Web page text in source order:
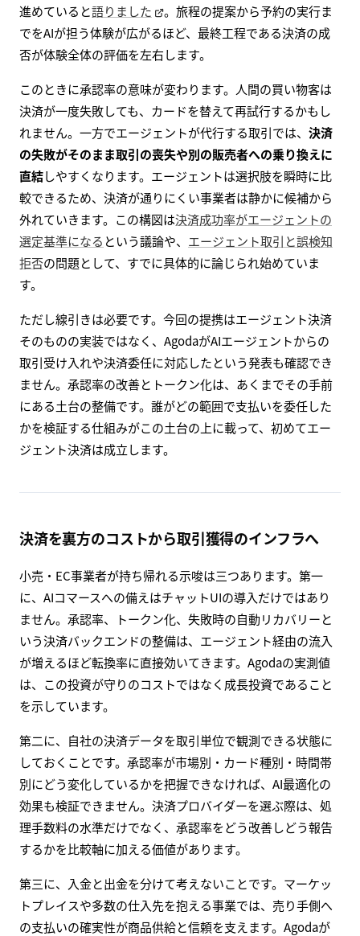
進めていると語りました
。旅程の提案から予約の実行ま
でをAIが担う体験が広がるほど、最終工程である決済の成
否が体験全体の評価を左右します。
このときに承認率の意味が変わります。人間の買い物客は
決済が一度失敗しても、カードを替えて再試行するかもし
れません。一方でエージェントが代行する取引では、 決済
の失敗がそのまま取引の喪失や別の販売者への乗り換えに
直結しやすくなります。エージェントは選択肢を瞬時に比
較できるため、決済が通りにくい事業者は静かに候補から
外れていきます。この構図は決済成功率がエージェントの
選定基準になる という議論や、 エージェント取引と誤検知
拒否の問題として、すでに具体的に論じられ始めていま
す。
ただし線引きは必要です。今回の提携はエージェント決済
そのものの実装ではなく、AgodaがAIエージェントからの
取引受け入れや決済委任に対応したという発表も確認でき
ません。承認率の改善とトークン化は、あくまでその手前
にある土台の整備です。誰がどの範囲で支払いを委任した
かを検証する仕組みがこの土台の上に載って、初めてエー
ジェント決済は成立します。
決済を裏方のコストから取引獲得のインフラへ
小売・EC事業者が持ち帰れる示唆は三つあります。第一
に、AIコマースへの備えはチャットUIの導入だけではあり
ません。承認率、トークン化、失敗時の自動リカバリーと
いう決済バックエンドの整備は、エージェント経由の流入
が増えるほど転換率に直接効いてきます。Agodaの実測値
は、この投資が守りのコストではなく成長投資であること
を示しています。
第二に、自社の決済データを取引単位で観測できる状態に
しておくことです。承認率が市場別・カード種別・時間帯
別にどう変化しているかを把握できなければ、AI最適化の
効果も検証できません。決済プロバイダーを選ぶ際は、処
理手数料の水準だけでなく、承認率をどう改善しどう報告
するかを比較軸に加える価値があります。
第三に、入金と出金を分けて考えないことです。マーケッ
トプレイスや多数の仕入先を抱える事業では、売り手側へ
の支払いの確実性が商品供給と信頼を支えます。Agodaが